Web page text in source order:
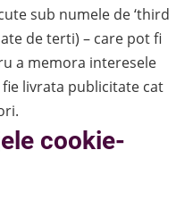
sub numele de ‘third
de terti) – care pot fi
a memora interesele
livrata publicitate cat
cookie-